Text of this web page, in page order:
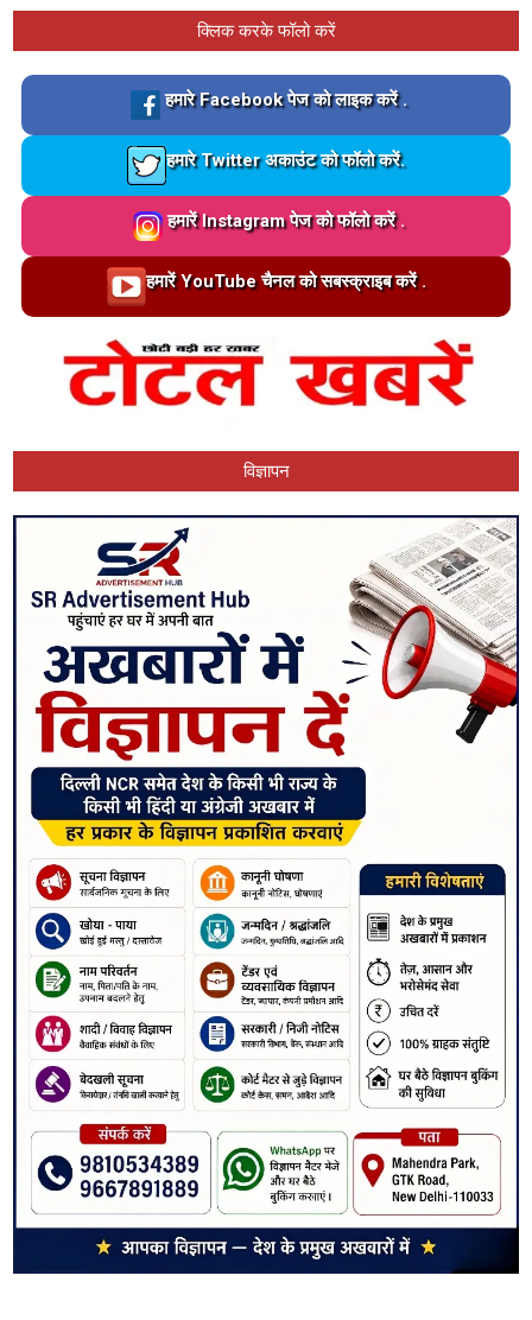
क्लिक करके फॉलो करें
Loading…
हमारे Facebook पेज को लाइक करें .
Loading…
हमारे Twitter अकाउंट को फॉलो करें.
Loading…
हमारें Instagram पेज को फॉलो करें .
Loading…हमारें YouTube चैनल को सबस्क्राइब करें .
विज्ञापन